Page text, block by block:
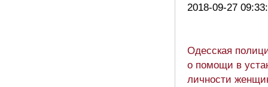
2018-09-27
Одесская
о помощи в
личности